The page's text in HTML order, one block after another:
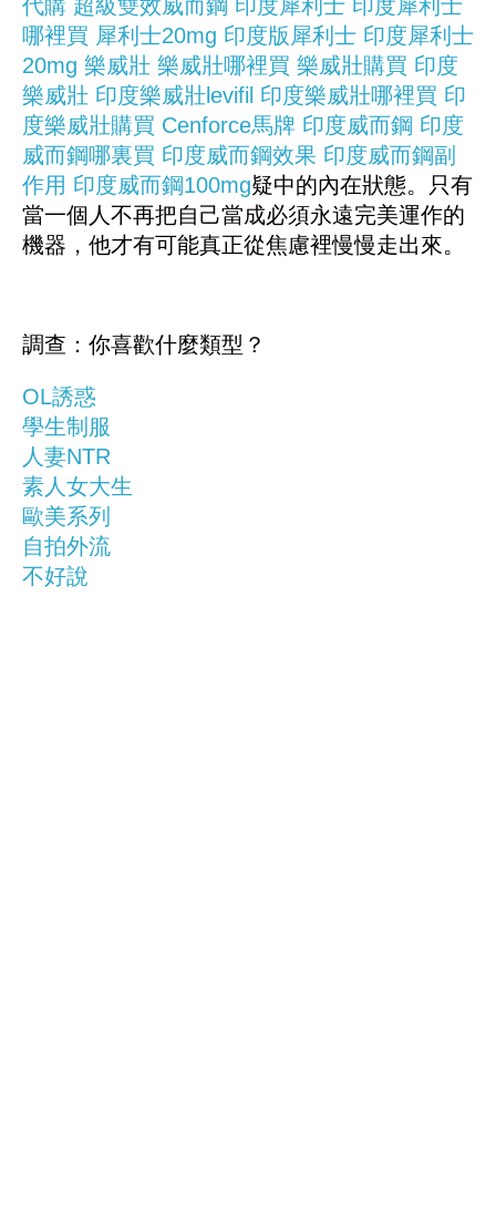
代購 超級雙效威而鋼 印度犀利士 印度犀利士
哪裡買 犀利士20mg 印度版犀利士 印度犀利士
20mg 樂威壯 樂威壯哪裡買 樂威壯購買 印度
樂威壯 印度樂威壯levifil 印度樂威壯哪裡買 印
度樂威壯購買 Cenforce馬牌 印度威而鋼 印度
威而鋼哪裏買 印度威而鋼效果 印度威而鋼副
作用 印度威而鋼100mg疑中的內在狀態。只有
當一個人不再把自己當成必須永遠完美運作的
機器，他才有可能真正從焦慮裡慢慢走出來。
調查：你喜歡什麼類型？
OL誘惑
學生制服
人妻NTR
素人女大生
歐美系列
自拍外流
不好說